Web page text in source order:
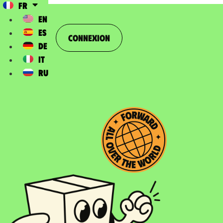
FR
EN
ES
DE
IT
RU
Connexion